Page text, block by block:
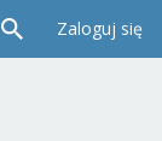
Zaloguj się